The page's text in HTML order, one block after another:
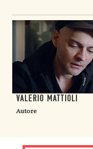
VALERIO MATTIOLI
Autore